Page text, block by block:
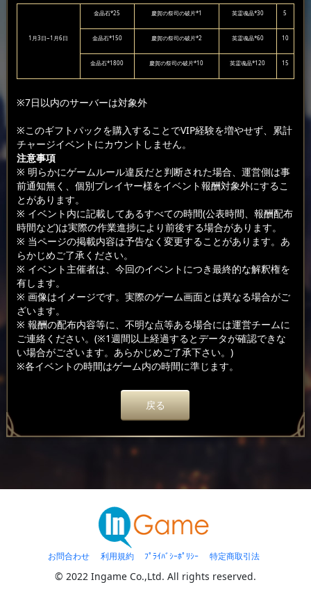
1月3日~1月6日
金晶石*25 慶賀の祭司の破片*1 英霊魂晶*30 5
金晶石*150 慶賀の祭司の破片*2 英霊魂晶*60 10
金晶石*1800 慶賀の祭司の破片*10 英霊魂晶*120 15
※7日以内のサーバーは対象外
※このギフトパックを購入することでVIP経験を増やせず、累計
チャージイベントにカウントしません。
注意事項
※ 明らかにゲームルール違反だと判断された場合、運営側は事
前通知無く、個別プレイヤー様をイベント報酬対象外にするこ
とがあります。
※ イベント内に記載してあるすべての時間(公表時間、報酬配布
時間など)は実際の作業進捗により前後する場合があります。
※ 当ページの掲載内容は予告なく変更することがあります。あ
らかじめご了承ください。
※ イベント主催者は、今回のイベントにつき最終的な解釈権を
有します。
※ 画像はイメージです。実際のゲーム画面とは異なる場合がご
ざいます。
※ 報酬の配布内容等に、不明な点等ある場合には運営チームに
ご連絡ください。(※1週間以上経過するとデータが確認できな
い場合がございます。あらかじめご了承下さい。)
※各イベントの時間はゲーム内の時間に準じます。
戻る
お問合わせ 利用規約 ﾌﾟﾗｲﾊﾞｼｰﾎﾟﾘｼｰ 特定商取引法
© 2022 Ingame Co.,Ltd. All rights reserved.